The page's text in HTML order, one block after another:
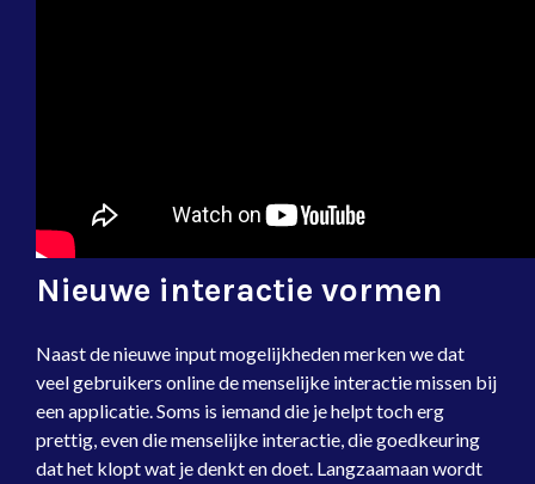
Nieuwe interactie vormen
Naast de nieuwe input mogelijkheden merken we dat
veel gebruikers online de menselijke interactie missen bij
een applicatie. Soms is iemand die je helpt toch erg
prettig, even die menselijke interactie, die goedkeuring
dat het klopt wat je denkt en doet. Langzaamaan wordt